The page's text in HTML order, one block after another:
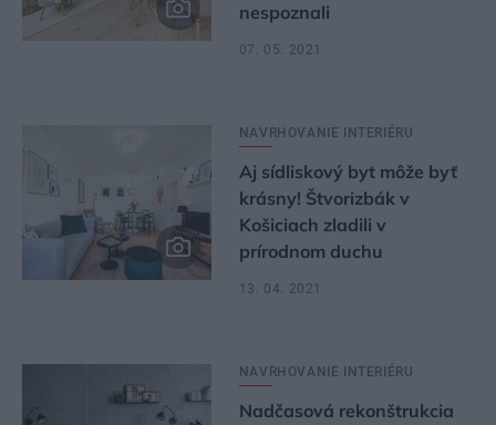
nespoznali
07. 05. 2021
NAVRHOVANIE INTERIÉRU
Aj sídliskový byt môže byť
krásny! Štvorizbák v
Košiciach zladili v
prírodnom duchu
13. 04. 2021
NAVRHOVANIE INTERIÉRU
Nadčasová rekonštrukcia